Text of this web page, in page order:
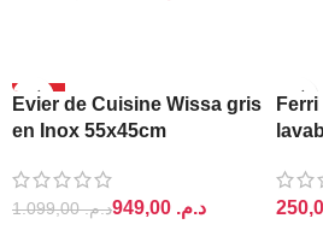
-14%
Evier de Cuisine Wissa gris
en Inox 55x45cm
د.م.1.099,00 د.م.